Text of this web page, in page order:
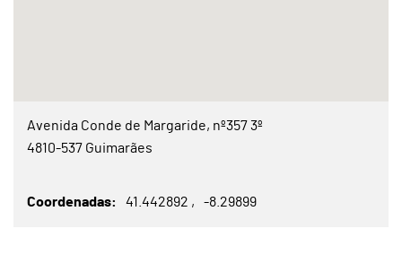
Avenida Conde de Margaride, nº357 3º
4810-537 Guimarães
Coordenadas 41.442892 -8.29899